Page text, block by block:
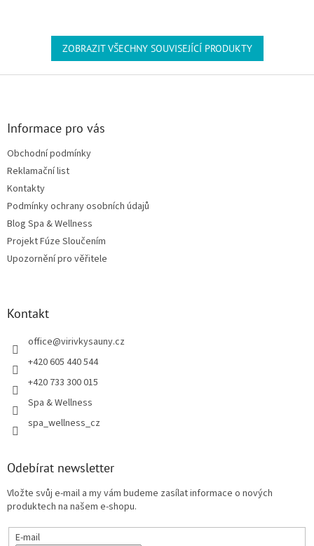
ZOBRAZIT VŠECHNY SOUVISEJÍCÍ PRODUKTY
Informace pro vás
Obchodní podmínky
Reklamační list
Kontakty
Podmínky ochrany osobních údajů
Blog Spa & Wellness
Projekt Fúze Sloučením
Upozornění pro věřitele
Kontakt
office@virivkysauny.cz
+420 605 440 544
+420 733 300 015
Spa & Wellness
spa_wellness_cz
Odebírat newsletter
Vložte svůj e-mail a my vám budeme zasílat informace o nových
produktech na našem e-shopu.
E-mail